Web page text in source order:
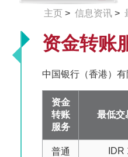
主页 > 信息资讯 >
资金转账
中国银行（香港）
资金
转账
服务
最低交
普通
IDR